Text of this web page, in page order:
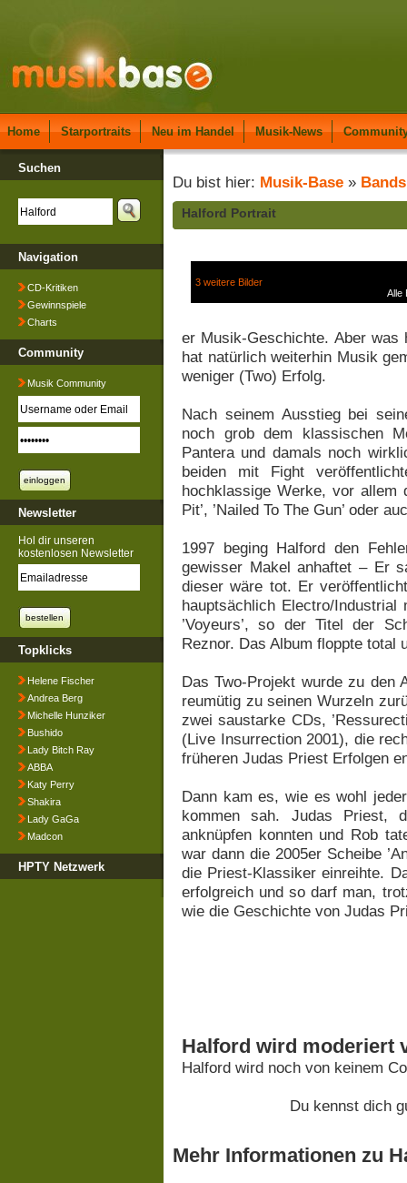
Home Starportraits Neu im Handel Musik-News
Suchen
Navigation
CD-Kritiken
Gewinnspiele
Charts
Community
Musik Community
Newsletter
Hol dir unseren
kostenlosen Newsletter
Topklicks
Helene Fischer
Andrea Berg
Michelle Hunziker
Bushido
Lady Bitch Ray
ABBA
Katy Perry
Shakira
Lady GaGa
Madcon
HPTY Netzwerk
Du bist hier: Musik-Base » Bands
Halford Portrait
3 weitere Bilder
Alle
er Musik-Geschichte. Aber
hat natürlich weiterhin Musik
weniger (Two) Erfolg.
Nach seinem Ausstieg bei
noch grob dem klassischen
Pantera und damals noch
beiden mit Fight
hochklassige Werke, vor allem
Pit’, ’Nailed To The Gun’ oder
1997 beging Halford den
gewisser Makel anhaftet – Er
dieser wäre tot. Er
hauptsächlich Electro/
’Voyeurs’, so der Titel der
Reznor. Das Album floppte total
Das Two-Projekt wurde zu den
reumütig zu seinen Wurzeln
zwei saustarke CDs,
(Live Insurrection 2001), die
früheren Judas Priest Erfolgen
Dann kam es, wie es wohl
kommen sah. Judas Priest,
anknüpfen konnten und Rob
war dann die 2005er Scheibe
die Priest-Klassiker einreihte.
erfolgreich und so darf man,
wie die Geschichte von Judas
Halford wird moderiert
Halford wird noch von keinem
Du kennst dich
Mehr Informationen zu